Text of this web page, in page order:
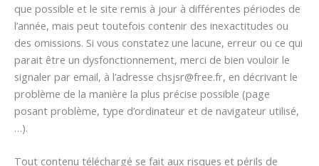
que possible et le site remis à jour à différentes périodes de
l’année, mais peut toutefois contenir des inexactitudes ou
des omissions. Si vous constatez une lacune, erreur ou ce qui
parait être un dysfonctionnement, merci de bien vouloir le
signaler par email, à l’adresse chsjsr@free.fr, en décrivant le
problème de la manière la plus précise possible (page
posant problème, type d’ordinateur et de navigateur utilisé,
…).
Tout contenu téléchargé se fait aux risques et périls de